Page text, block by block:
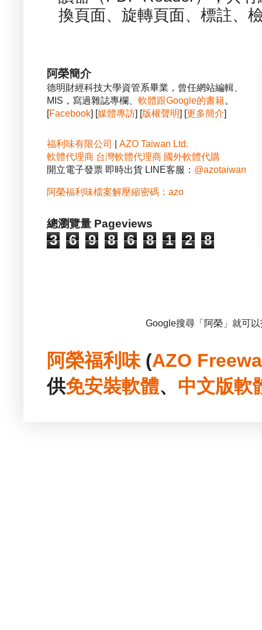
換頁面、旋轉頁面、標註、
阿榮簡介
德明財經科技大學資管系畢業，曾任網站編輯、
MIS，寫過雜誌專欄、 軟體跟Google的書籍。
[Facebook] [媒體專訪] [版權聲明] [更多簡介]
福利味有限公司
AZO Taiwan Ltd.
軟體代理商 台灣軟體代理商 國外軟體代購
開立電子發票 即時出貨 LINE客服： @azotaiwan
阿榮福利味檔案解壓縮密碼：azo
總瀏覽量 Pageviews
3 6 9 8 6 8 1 2 8
Google搜尋「阿榮」就可
阿榮福利味(AZO
供免安裝軟體、 中文版軟